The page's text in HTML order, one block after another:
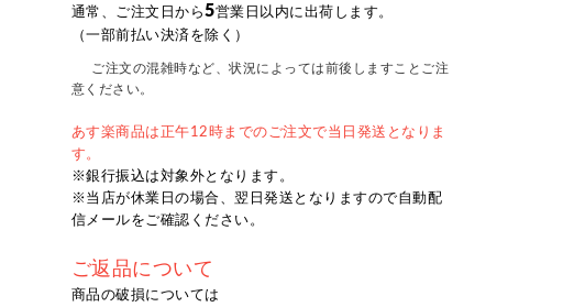
通常、ご注文日から5営業日以内に出荷します。
（一部前払い決済を除く）
ご注文の混雑時など、状況によっては前後しますことご注
意ください。
あす楽商品は正午12時までのご注文で当日発送となりま
す。
※銀行振込は対象外となります。
※当店が休業日の場合、翌日発送となりますので自動配
信メールをご確認ください。
ご返品について
商品の破損については